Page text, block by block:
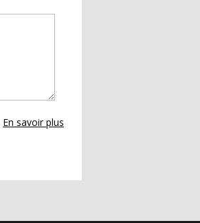
En savoir plus